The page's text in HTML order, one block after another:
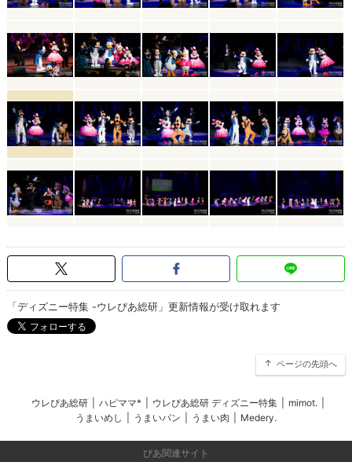
「ディズニー特集 -ウレぴあ総研」更新情報が受け取れます
ページの先頭へ
ウレぴあ総研 ハピママ* ウレぴあ総研 ディズニー特集 mimot.
うまいめし
うまいパン うまい肉 Medery.
ぴあ関連サイト